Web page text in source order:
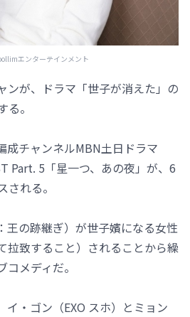
エンターテインメント
ンが、ドラマ「世子が消えた」の
。
成チャンネルMBN土日ドラマ
Part. 5「星一つ、あの夜」が、6
される。
王の跡継ぎ）が世子嬪になる女性
拉致すること）されることから繰
メディだ。
イ・ゴン（EXO スホ）とミョン